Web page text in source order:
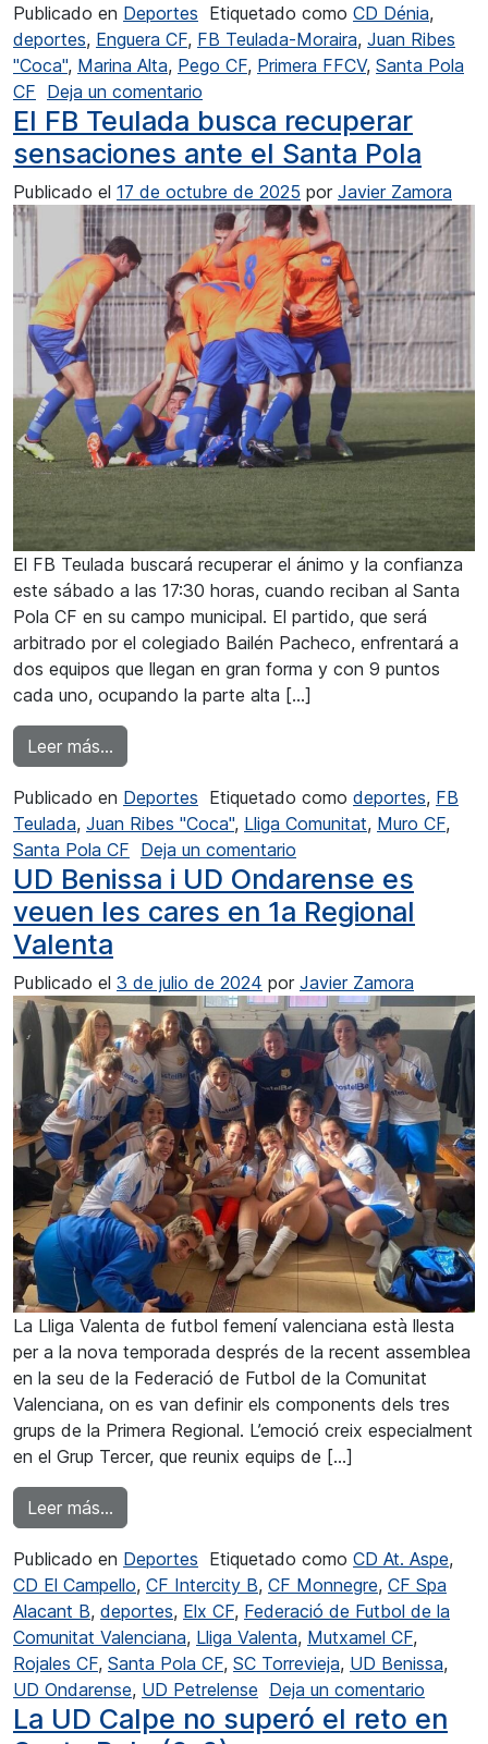
Publicado en Deportes Etiquetado como CD Dénia,
deportes, Enguera CF, FB Teulada-Moraira, Juan Ribes
"Coca", Marina Alta, Pego CF, Primera FFCV, Santa Pola
CF Deja un comentario
El FB Teulada busca recuperar
sensaciones ante el Santa Pola
Publicado el 17 de octubre de 2025 por Javier Zamora
El FB Teulada buscará recuperar el ánimo y la confianza
este sábado a las 17:30 horas, cuando reciban al Santa
Pola CF en su campo municipal. El partido, que será
arbitrado por el colegiado Bailén Pacheco, enfrentará a
dos equipos que llegan en gran forma y con 9 puntos
cada uno, ocupando la parte alta […]
Leer más…
Publicado en Deportes Etiquetado como deportes, FB
Teulada, Juan Ribes "Coca", Lliga Comunitat, Muro CF,
Santa Pola CF Deja un comentario
UD Benissa i UD Ondarense es
veuen les cares en 1a Regional
Valenta
Publicado el 3 de julio de 2024 por Javier Zamora
La Lliga Valenta de futbol femení valenciana està llesta
per a la nova temporada després de la recent assemblea
en la seu de la Federació de Futbol de la Comunitat
Valenciana, on es van definir els components dels tres
grups de la Primera Regional. L’emoció creix especialment
en el Grup Tercer, que reunix equips de […]
Leer más…
Publicado en Deportes Etiquetado como CD At. Aspe,
CD El Campello, CF Intercity B, CF Monnegre, CF Spa
Alacant B, deportes, Elx CF, Federació de Futbol de la
Comunitat Valenciana, Lliga Valenta, Mutxamel CF,
Rojales CF, Santa Pola CF, SC Torrevieja, UD Benissa,
UD Ondarense, UD Petrelense Deja un comentario
La UD Calpe no superó el reto en